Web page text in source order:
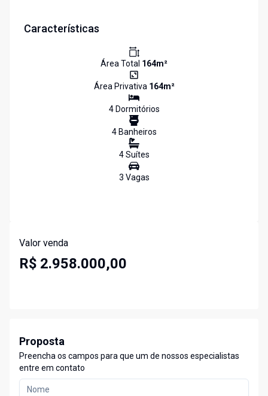
Características
Área Total 164m²
Área Privativa 164m²
4Dormitórios
4Banheiros
4Suítes
3 Vagas
Valor venda
R$ 2.958.000,00
Proposta
Preencha os campos para que um de nossos especialistas
entre em contato